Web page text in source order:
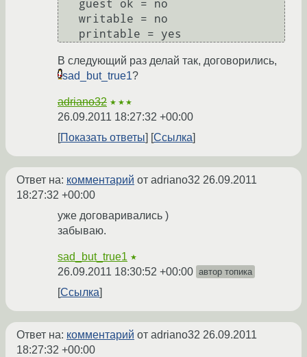
   printable = yes
В следующий раз делай так, договорились,
sad_but_true1?
adriano32 ★★★
26.09.2011 18:27:32 +00:00
Показать ответы
Ссылка
Ответ на: комментарий от adriano32 26.09.2011
18:27:32 +00:00
уже договаривались )
забываю.
sad_but_true1 ★
26.09.2011 18:30:52 +00:00 автор топика
Ссылка
Ответ на: комментарий от adriano32 26.09.2011
18:27:32 +00:00